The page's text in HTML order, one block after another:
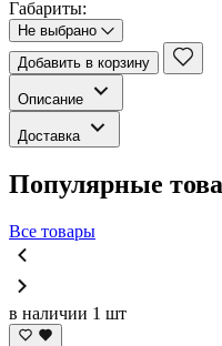
Габариты:
Не выбрано
Добавить в корзину
Описание
Доставка
Популярные
Все товары
в наличии 1 шт